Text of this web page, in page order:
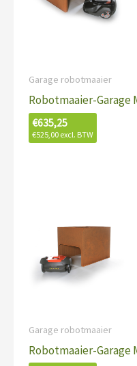
Garage robotmaaier
Robotmaaier-
€635,25
€525,00 excl. BTW
Garage robotmaaier
Robotmaaier-Garage